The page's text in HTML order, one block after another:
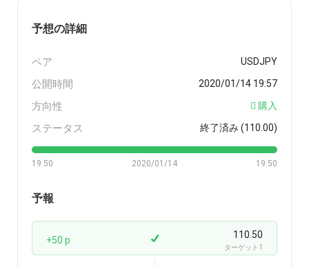
予想の詳細
ペア USDJPY
公開時間 2020/01/14 19:57
方向性 購入
ステータス 終了済み (110.00)
19:50 19:50
2020/01/14
予報
+50 p 110.50
ターゲット1